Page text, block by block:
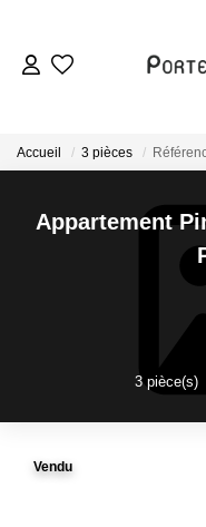
Accueil 3 pièces
Appartement
3pièce(s)
Vendu